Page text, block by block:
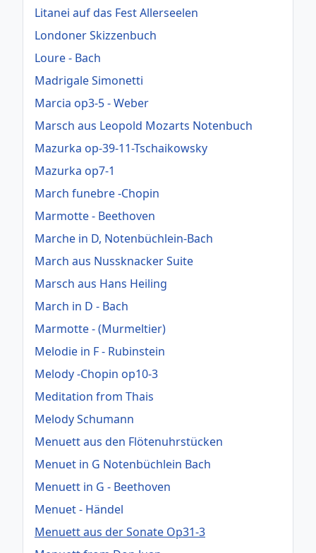
Litanei auf das Fest Allerseelen
Londoner Skizzenbuch
Loure - Bach
Madrigale Simonetti
Marcia op3-5 - Weber
Marsch aus Leopold Mozarts Notenbuch
Mazurka op-39-11-Tschaikowsky
Mazurka op7-1
March funebre -Chopin
Marmotte - Beethoven
Marche in D, Notenbüchlein-Bach
March aus Nussknacker Suite
Marsch aus Hans Heiling
March in D - Bach
Marmotte - (Murmeltier)
Melodie in F - Rubinstein
Melody -Chopin op10-3
Meditation from Thais
Melody Schumann
Menuett aus den Flötenuhrstücken
Menuet in G Notenbüchlein Bach
Menuett in G - Beethoven
Menuet - Händel
Menuett aus der Sonate Op31-3